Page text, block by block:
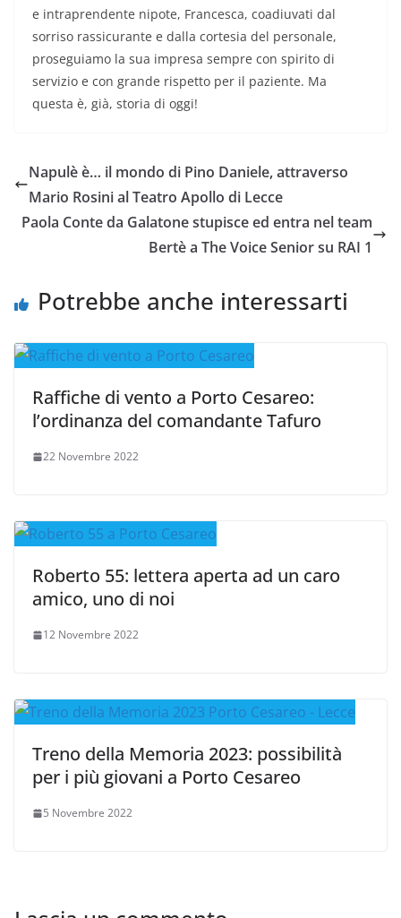
e intraprendente nipote, Francesca, coadiuvati dal
sorriso rassicurante e dalla cortesia del personale,
proseguiamo la sua impresa sempre con spirito di
servizio e con grande rispetto per il paziente. Ma
questa è, già, storia di oggi!
Napulè è… il mondo di Pino Daniele, attraverso
Mario Rosini al Teatro Apollo di Lecce
Paola Conte da Galatone stupisce ed entra nel team
Bertè a The Voice Senior su RAI 1
Potrebbe anche interessarti
Raffiche di vento a Porto Cesareo:
l’ordinanza del comandante Tafuro
22 Novembre 2022
Roberto 55: lettera aperta ad un caro
amico, uno di noi
12 Novembre 2022
Treno della Memoria 2023: possibilità
per i più giovani a Porto Cesareo
5 Novembre 2022